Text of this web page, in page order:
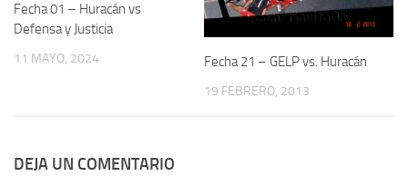
Fecha 01 – Huracán vs
Defensa y Justicia
11 MAYO, 2024 Fecha 21 – GELP vs. Huracán
19 FEBRERO, 2013
DEJA UN COMENTARIO